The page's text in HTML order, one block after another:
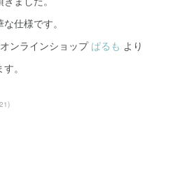
仕様です。
ンラインショップぱるも より
。
)